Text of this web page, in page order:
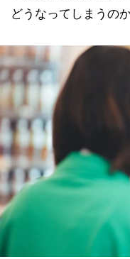
どうなってしまうの